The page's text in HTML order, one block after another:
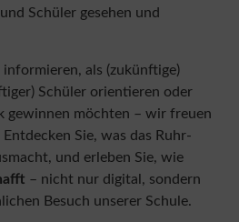
Schüler gesehen und
informieren, als (zukünftige)
Schüler orientieren oder
gewinnen möchten – wir freuen
Sie, was das Ruhr-
und erleben Sie, wie
– nicht nur digital, sondern
Besuch unserer Schule.